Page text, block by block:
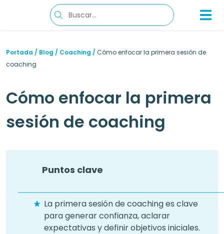
Portada / Blog / Coaching / Cómo enfocar la primera sesión de
coaching
Cómo enfocar la primera
sesión de coaching
Puntos clave
La primera sesión de coaching es clave
para generar confianza, aclarar
expectativas y definir objetivos iniciales.